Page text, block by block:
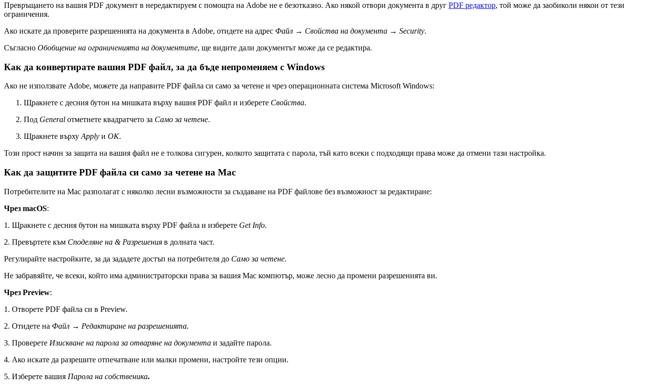
Превръщането на вашия PDF документ в нередактируем с помощта на Adobe не е безотказно. Ако някой отвори документа в друг PDF редактор, той може да заобиколи някои от тези
ограничения.
Ако искате да проверите разрешенията на документа в Adobe, отидете на адрес Файл → Свойства на документа → Security.
Съгласно Обобщение на ограниченията на документите, ще видите дали документът може да се редактира.
Как да конвертирате вашия PDF файл, за да бъде непроменяем с Windows
Ако не използвате Adobe, можете да направите PDF файла си само за четене и чрез операционната система Microsoft Windows:
Щракнете с десния бутон на мишката върху вашия PDF файл и изберете Свойства.
Под General отметнете квадратчето за Само за четене.
Щракнете върхуApply и OK.
Този прост начин за защита на вашия файл не е толкова сигурен, колкото защитата с парола, тъй като всеки с подходящи права може да отмени тази настройка.
Как да защитите PDF файла си само за четене на Mac
Потребителите на Mac разполагат с няколко лесни възможности за създаване на PDF файлове без възможност за редактиране:
Чрез macOS:
1. Щракнете с десния бутон на мишката върху PDF файла и изберете Get Info.
2. Превъртете към Споделяне на & Разрешения в долната част.
Регулирайте настройките, за да зададете достъп на потребителя до Само за четене.
Не забравяйте, че всеки, който има администраторски права за вашия Mac компютър, може лесно да промени разрешенията ви.
Чрез Preview:
1. Отворете PDF файла си в Preview.
2. Отидете на Файл → Редактиране на разрешенията.
3. Проверете Изискване на парола за отваряне на документа и задайте парола.
4. Ако искате да разрешите отпечатване или малки промени, настройте тези опции.
5. Изберете вашия Парола на собственика.